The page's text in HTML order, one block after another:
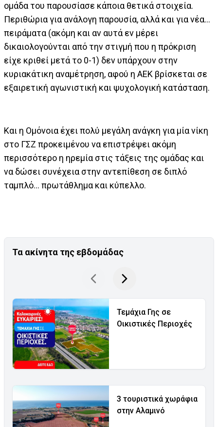
ομάδα του παρουσίασε κάποια θετικά στοιχεία.
Περιθώρια για ανάλογη παρουσία, αλλά και για νέα…
πειράματα (ακόμη και αν αυτά εν μέρει
δικαιολογούνται από την στιγμή που η πρόκριση
είχε κριθεί μετά το 0-1) δεν υπάρχουν στην
κυριακάτικη αναμέτρηση, αφού η ΑΕΚ βρίσκεται σε
εξαιρετική αγωνιστική και ψυχολογική κατάσταση.
Και η Ομόνοια έχει πολύ μεγάλη ανάγκη για μία νίκη
στο ΓΣΖ προκειμένου να επιστρέψει ακόμη
περισσότερο η ηρεμία στις τάξεις της ομάδας και
να δώσει συνέχεια στην αντεπίθεση σε διπλό
ταμπλό… πρωτάθλημα και κύπελλο.
Τα ακίνητα της εβδομάδας
Τεμάχια Γης σε
Οικιστικές Περιοχές
3 τουριστικά χωράφια
στην Αλαμινό